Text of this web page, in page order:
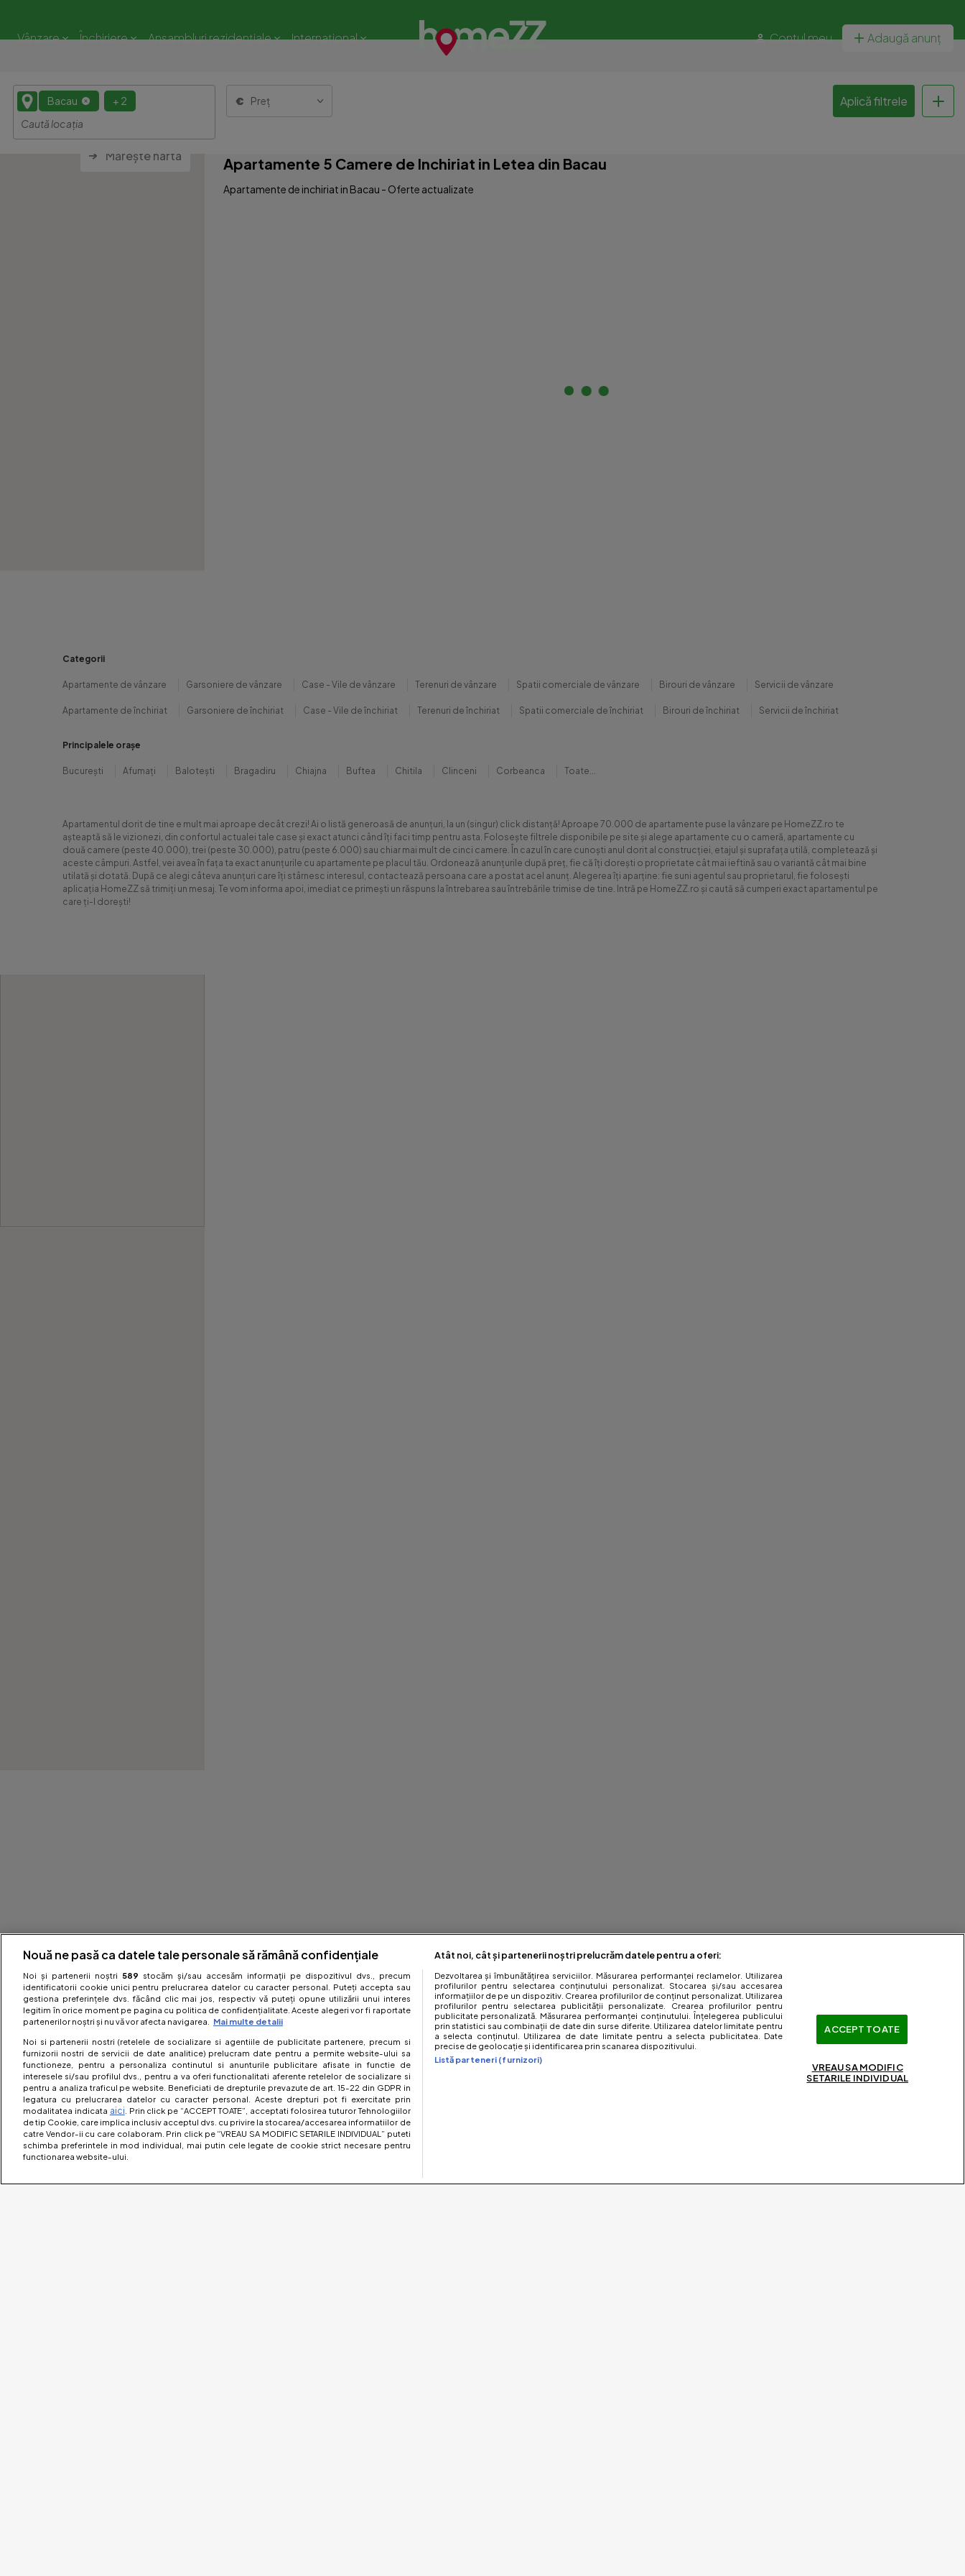
Vânzare Închiriere Ansambluri rezidențiale Internațional Contul meu Adaugă anunț
Bacau + 2 Preț Aplică filtrele
Mărește harta Apartamente 5 Camere de Inchiriat in Letea din Bacau
Apartamente de inchiriat in Bacau - Oferte actualizate
Categorii
Apartamente de vânzare Garsoniere de vânzare Case - Vile de vânzare Terenuri de vânzare Spatii comerciale de vânzare Birouri de vânzare Servicii de vânzare
Apartamente de închiriat Garsoniere de închiriat Case - Vile de închiriat Terenuri de închiriat Spatii comerciale de închiriat Birouri de închiriat Servicii de închiriat
Principalele orașe
București Afumați Balotești Bragadiru Chiajna Buftea Chitila Clinceni Corbeanca Toate...
Apartamentul dorit de tine e mult mai aproape decât crezi! Ai o listă generoasă de anunțuri, la un (singur) click distanță! Aproape 70.000 de apartamente puse la vânzare pe HomeZZ.ro te
așteaptă să le vizionezi, din confortul actualei tale case și exact atunci când îți faci timp pentru asta. Folosește filtrele disponibile pe site și alege apartamente cu o cameră, apartamente cu
două camere (peste 40.000), trei (peste 30.000), patru (peste 6.000) sau chiar mai mult de cinci camere. În cazul în care cunoști anul dorit al construcției, etajul și suprafața utilă, completează și
aceste câmpuri. Astfel, vei avea în fața ta exact anunțurile cu apartamente pe placul tău. Ordonează anunțurile după preț, fie că îți dorești o proprietate cât mai ieftină sau o variantă cât mai bine
utilată și dotată. După ce alegi câteva anunțuri care îți stârnesc interesul, contactează persoana care a postat acel anunț. Alegerea îți aparține: fie suni agentul sau proprietarul, fie folosești
aplicația HomeZZ să trimiți un mesaj. Te vom informa apoi, imediat ce primești un răspuns la întrebarea sau întrebările trimise de tine. Intră pe HomeZZ.ro și caută să cumperi exact apartamentul pe
care ți-l dorești!
Nouă ne pasă ca datele tale personale să rămână confidențiale
Noi și partenerii noștri 589 stocăm și/sau accesăm informații pe dispozitivul dvs., precum
identificatorii cookie unici pentru prelucrarea datelor cu caracter personal. Puteți accepta sau
gestiona preferințele dvs. făcând clic mai jos, respectiv vă puteți opune utilizării unui interes
legitim în orice moment pe pagina cu politica de confidențialitate. Aceste alegeri vor fi raportate
partenerilor noștri și nu vă vor afecta navigarea.
Mai multe detalii
Noi si partenerii nostri (retelele de socializare si agentiile de publicitate partenere, precum si
furnizorii nostri de servicii de date analitice) prelucram date pentru a permite website-ului sa
functioneze, pentru a personaliza continutul si anunturile publicitare afisate in functie de
interesele si/sau profilul dvs., pentru a va oferi functionalitati aferente retelelor de socializare si
pentru a analiza traficul pe website. Beneficiati de drepturile prevazute de art. 15-22 din GDPR in
legatura cu prelucrarea datelor cu caracter personal. Aceste drepturi pot fi exercitate prin
modalitatea indicata aici . Prin click pe “ACCEPT TOATE”, acceptati folosirea tuturor Tehnologiilor
de tip Cookie, care implica inclusiv acceptul dvs. cu privire la stocarea/accesarea informatiilor de
catre Vendor-ii cu care colaboram. Prin click pe “VREAU SA MODIFIC SETARILE INDIVIDUAL” puteti
schimba preferintele in mod individual, mai putin cele legate de cookie strict necesare pentru
functionarea website-ului.
Atât noi, cât și partenerii noștri prelucrăm datele pentru a oferi:
Dezvoltarea și îmbunătățirea serviciilor. Măsurarea performanței reclamelor. Utilizarea
profilurilor pentru selectarea conținutului personalizat. Stocarea și/sau accesarea
informațiilor de pe un dispozitiv. Crearea profilurilor de conținut personalizat. Utilizarea
profilurilor pentru selectarea publicității personalizate. Crearea profilurilor pentru
publicitate personalizată. Măsurarea performanței conținutului. Înțelegerea publicului
prin statistici sau combinații de date din surse diferite. Utilizarea datelor limitate pentru
a selecta conținutul. Utilizarea de date limitate pentru a selecta publicitatea. Date
precise de geolocație și identificarea prin scanarea dispozitivului.
Listă parteneri (furnizori)
ACCEPT TOATE
VREAU SA MODIFIC
SETARILE INDIVIDUAL